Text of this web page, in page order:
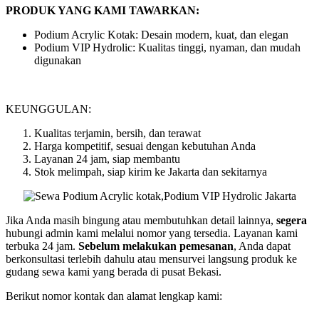
PRODUK YANG KAMI TAWARKAN:
Podium Acrylic Kotak: Desain modern, kuat, dan elegan
Podium VIP Hydrolic: Kualitas tinggi, nyaman, dan mudah
digunakan
KEUNGGULAN:
Kualitas terjamin, bersih, dan terawat
Harga kompetitif, sesuai dengan kebutuhan Anda
Layanan 24 jam, siap membantu
Stok melimpah, siap kirim ke Jakarta dan sekitarnya
Jika Anda masih bingung atau membutuhkan detail lainnya, segera
hubungi admin kami melalui nomor yang tersedia. Layanan kami
terbuka 24 jam. Sebelum melakukan pemesanan, Anda dapat
berkonsultasi terlebih dahulu atau mensurvei langsung produk ke
gudang sewa kami yang berada di pusat Bekasi.
Berikut nomor kontak dan alamat lengkap kami: